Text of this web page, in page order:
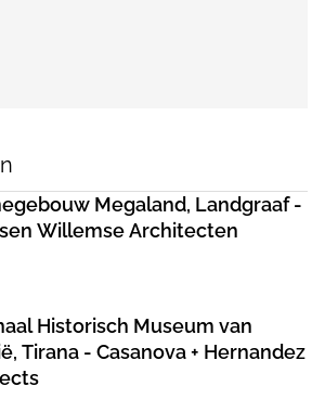
Megaland, Landgraaf -
Willemse Architecten
Historisch Museum van
Tirana - Casanova + Hernandez